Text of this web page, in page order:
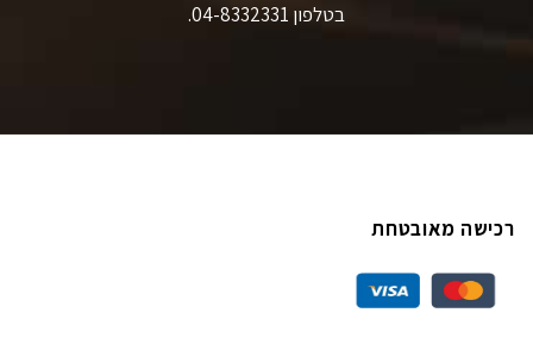
בטלפון 04-8332331.
רכישה מאובטחת